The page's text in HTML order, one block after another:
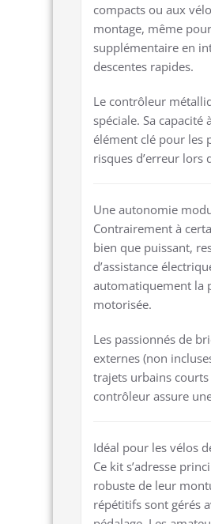
compacts ou aux
montage, même
supplémentaire en
descentes rapides.
Le contrôleur
spéciale. Sa
élément clé pour les
risques d’erreur lors
Une autonomie
Contrairement à
bien que puissant,
d’assistance
automatiquement la
motorisée.
Les passionnés de
externes (non
trajets urbains
contrôleur assure
Idéal pour les vélos
Ce kit s’adresse
robuste de leur
répétitifs sont gérés